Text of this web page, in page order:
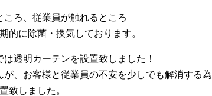
ころ、従業員が触れるところ
的に除菌・換気しております。
透明カーテンを設置致しました！
、お客様と従業員の不安を少しでも解消する為
致しました。